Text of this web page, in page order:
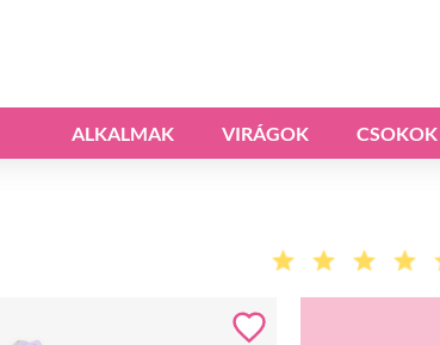
ALKALMAK VIRÁGOK CSOKOK